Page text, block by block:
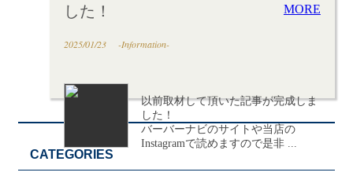
MORE
した！
2025/01/23 -Information-
以前取材して頂いた記事が完成しま
した！
バーバーナビのサイトや当店の
Instagramで読めますので是非 ...
CATEGORIES